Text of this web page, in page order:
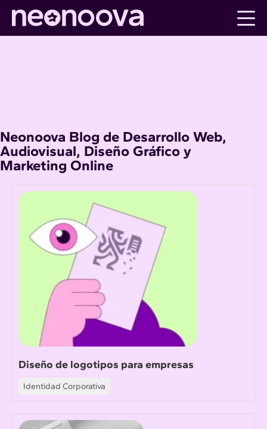
content
Neonoova Blog de Desarrollo Web,
Audiovisual, Diseño Gráfico y
Marketing Online
Diseño de logotipos para empresas
Identidad Corporativa